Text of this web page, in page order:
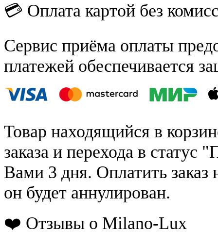
💳 Оплата картой без
Сервис приёма оплаты
платежей обеспечивается
Товар находящийся в
заказа и перехода в статус
Вами 3 дня. Оплатить заказ
он будет аннулирован.
❤️ Отзывы о Milano-Lux